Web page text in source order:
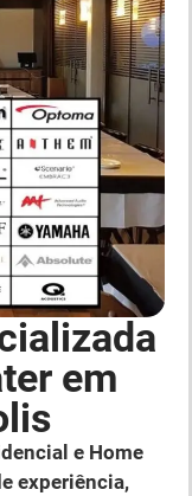
em
e Home
experiência,